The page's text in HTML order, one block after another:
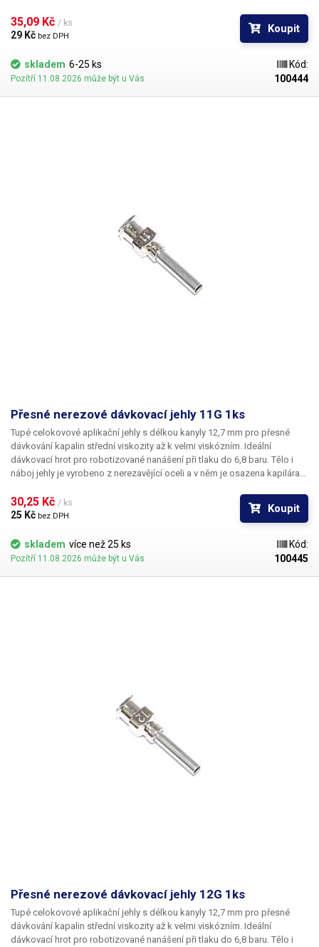
povrchu a přesné dodržení vnitřních průměrů jehly a proto je povrch
kapiláry elektrolyticky leštěn.
35,09 Kč / ks
29 Kč bez DPH
Koupit
skladem 6-25 ks
Pozítří 11.08.2026 může být u Vás
Kód:
100444
Přesné nerezové dávkovací jehly 11G 1ks
Tupé celokovové aplikační jehly s délkou kanyly 12,7 mm pro přesné
dávkování kapalin střední viskozity až k velmi viskózním. Ideální
dávkovací hrot pro robotizované nanášení při tlaku do 6,8 baru. Tělo i
náboj jehly je vyrobeno z nerezavějící oceli a v něm je osazena kapilára
povrchu a přesné dodržení vnitřních průměrů jehly a proto je povrch
kapiláry elektrolyticky leštěn.
30,25 Kč / ks
25 Kč bez DPH
Koupit
skladem více než 25 ks
Pozítří 11.08.2026 může být u Vás
Kód:
100445
Přesné nerezové dávkovací jehly 12G 1ks
Tupé celokovové aplikační jehly s délkou kanyly 12,7 mm pro přesné
dávkování kapalin střední viskozity až k velmi viskózním. Ideální
dávkovací hrot pro robotizované nanášení při tlaku do 6,8 baru. Tělo i